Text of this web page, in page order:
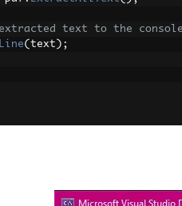
text to the
( text );